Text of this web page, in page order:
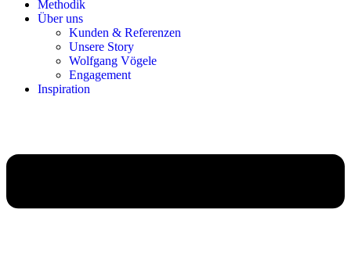
Methodik
Über uns
Kunden & Referenzen
Unsere Story
Wolfgang Vögele
Engagement
Inspiration